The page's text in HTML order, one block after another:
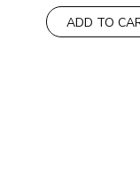
ADD TO